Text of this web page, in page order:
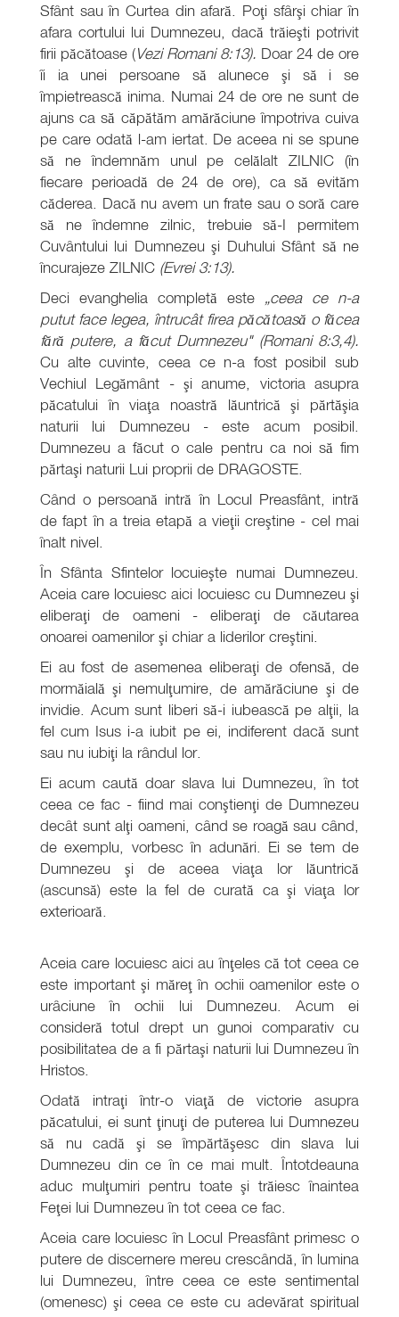
Sfânt sau în Curtea din afară. Poţi sfârşi chiar în
afara cortului lui Dumnezeu, dacă trăieşti potrivit
firii păcătoase (Vezi Romani 8:13). Doar 24 de ore
îi ia unei persoane să alunece şi să i se
împietrească inima. Numai 24 de ore ne sunt de
ajuns ca să căpătăm amărăciune împotriva cuiva
pe care odată l-am iertat. De aceea ni se spune
să ne îndemnăm unul pe celălalt ZILNIC (în
fiecare perioadă de 24 de ore), ca să evităm
căderea. Dacă nu avem un frate sau o soră care
să ne îndemne zilnic, trebuie să-I permitem
Cuvântului lui Dumnezeu şi Duhului Sfânt să ne
încurajeze ZILNIC (Evrei 3:13).
Deci evanghelia completă este „ceea ce n-a
putut face legea, întrucât firea păcătoasă o făcea
fără putere, a făcut Dumnezeu" (Romani 8:3,4).
Cu alte cuvinte, ceea ce n-a fost posibil sub
Vechiul Legământ - şi anume, victoria asupra
păcatului în viaţa noastră lăuntrică şi părtăşia
naturii lui Dumnezeu - este acum posibil.
Dumnezeu a făcut o cale pentru ca noi să fim
părtaşi naturii Lui proprii de DRAGOSTE.
Când o persoană intră în Locul Preasfânt, intră
de fapt în a treia etapă a vieţii creştine - cel mai
înalt nivel.
În Sfânta Sfintelor locuieşte numai Dumnezeu.
Aceia care locuiesc aici locuiesc cu Dumnezeu şi
eliberaţi de oameni - eliberaţi de căutarea
onoarei oamenilor şi chiar a liderilor creştini.
Ei au fost de asemenea eliberaţi de ofensă, de
mormăială şi nemulţumire, de amărăciune şi de
invidie. Acum sunt liberi să-i iubească pe alţii, la
fel cum Isus i-a iubit pe ei, indiferent dacă sunt
sau nu iubiţi la rândul lor.
Ei acum caută doar slava lui Dumnezeu, în tot
ceea ce fac - fiind mai conştienţi de Dumnezeu
decât sunt alţi oameni, când se roagă sau când,
de exemplu, vorbesc în adunări. Ei se tem de
Dumnezeu şi de aceea viaţa lor lăuntrică
(ascunsă) este la fel de curată ca şi viaţa lor
exterioară.
Aceia care locuiesc aici au înţeles că tot ceea ce
este important şi măreţ în ochii oamenilor este o
urâciune în ochii lui Dumnezeu. Acum ei
consideră totul drept un gunoi comparativ cu
posibilitatea de a fi părtaşi naturii lui Dumnezeu în
Hristos.
Odată intraţi într-o viaţă de victorie asupra
păcatului, ei sunt ţinuţi de puterea lui Dumnezeu
să nu cadă şi se împărtăşesc din slava lui
Dumnezeu din ce în ce mai mult. Întotdeauna
aduc mulţumiri pentru toate şi trăiesc înaintea
Feţei lui Dumnezeu în tot ceea ce fac.
Aceia care locuiesc în Locul Preasfânt primesc o
putere de discernere mereu crescândă, în lumina
lui Dumnezeu, între ceea ce este sentimental
(omenesc) şi ceea ce este cu adevărat spiritual